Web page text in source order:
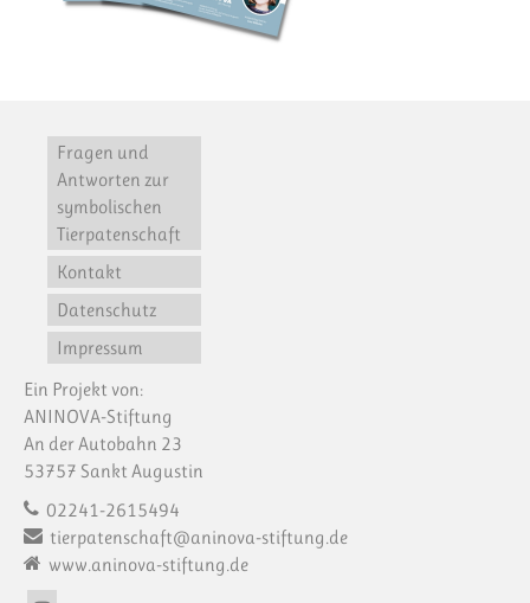
Fragen und
Antworten zur
symbolischen
Tierpatenschaft
Kontakt
Datenschutz
Impressum
Ein Projekt von:
ANINOVA-Stiftung
An der Autobahn 23
53757 Sankt Augustin
02241-2615494
tierpatenschaft@aninova-stiftung.de
www.aninova-stiftung.de